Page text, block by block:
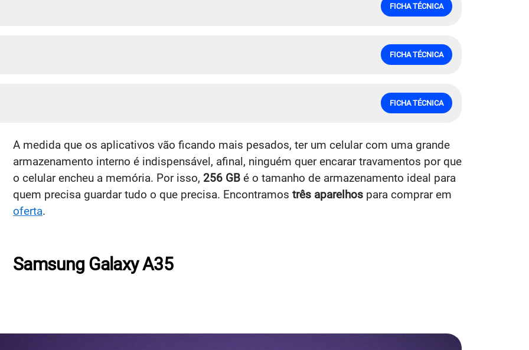
FICHA TÉCNICA
FICHA TÉCNICA
FICHA TÉCNICA
A medida que os aplicativos vão ficando mais pesados, ter um celular com uma grande
armazenamento interno é indispensável, afinal, ninguém quer encarar travamentos por que
o celular encheu a memória. Por isso, 256 GB é o tamanho de armazenamento ideal para
quem precisa guardar tudo o que precisa. Encontramos três aparelhos para comprar em
oferta.
Samsung Galaxy A35